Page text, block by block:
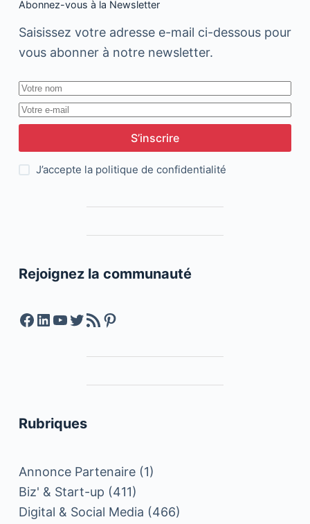
Abonnez-vous à la Newsletter
Saisissez votre adresse e-mail ci-dessous pour
vous abonner à notre newsletter.
S’inscrire
J’accepte la politique de confidentialité
Rejoignez la communauté
Facebook
LinkedIn
YouTube
Twitter
Feed RSSPinterest
Rubriques
Annonce Partenaire(1)
Biz' & Start-up (411)
Digital & Social Media (466)